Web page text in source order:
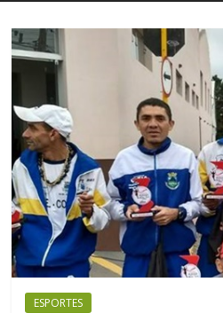
ESPORTES